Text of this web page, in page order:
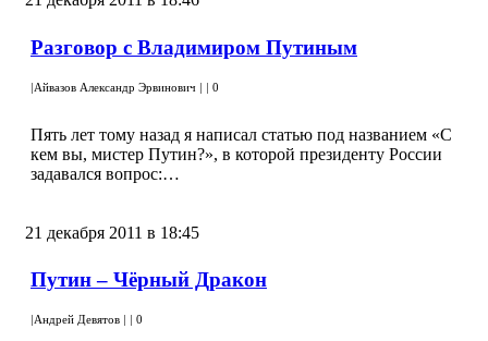
Разговор с Владимиром Путиным
|Айвазов Александр Эрвинович | | 0
Пять лет тому назад я написал статью под названием «С
кем вы, мистер Путин?», в которой президенту России
задавался вопрос:…
21 декабря 2011 в 18:45
Путин – Чёрный Дракон
|Андрей Девятов | | 0